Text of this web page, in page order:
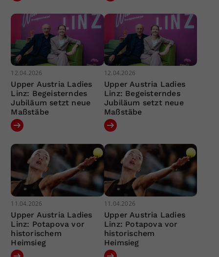
12.04.2026
Upper Austria Ladies
Linz: Begeisterndes
Jubiläum setzt neue
Maßstäbe
12.04.2026
Upper Austria Ladies
Linz: Begeisterndes
Jubiläum setzt neue
Maßstäbe
11.04.2026
Upper Austria Ladies
Linz: Potapova vor
historischem
Heimsieg
11.04.2026
Upper Austria Ladies
Linz: Potapova vor
historischem
Heimsieg